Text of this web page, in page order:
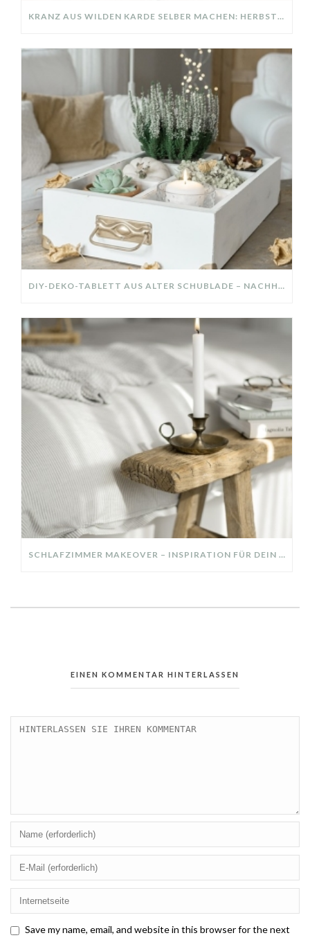
KRANZ AUS WILDEN KARDE SELBER MACHEN: HERBSTDEKO GANZ EINFACH
DIY-DEKO-TABLETT AUS ALTER SCHUBLADE – NACHHALTIGE HERBSTDEKO SELBER MACHEN!
SCHLAFZIMMER MAKEOVER – INSPIRATION FÜR DEIN SCHLAFZIMMER: AUS ALT MACH NEU – HELL, GEMÜTLICH UND EINLADEND
EINEN KOMMENTAR HINTERLASSEN
Save my name, email, and website in this browser for the next